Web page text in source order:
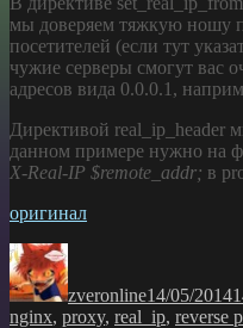
мы доверяем тяжкую ношу
посетителей (если тут
чужие серверы смогут вас
адресов вида 0.0.0.1,
Директивой real_ip_header
данном примере нужно на
X-Real-IP $remote_addr; в
оригинал
zveronline14/05/2014
nginx, proxy, real_ip, reverse